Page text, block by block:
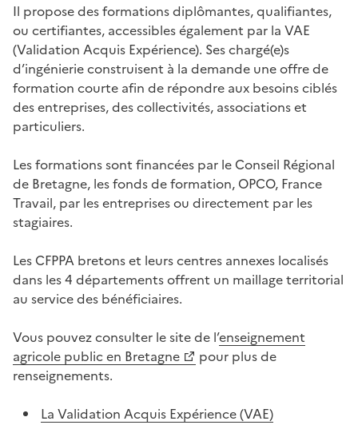
Il propose des formations diplômantes, qualifiantes,
ou certifiantes, accessibles également par la VAE
(Validation Acquis Expérience). Ses chargé(e)s
d’ingénierie construisent à la demande une offre de
formation courte afin de répondre aux besoins ciblés
des entreprises, des collectivités, associations et
particuliers.
Les formations sont financées par le Conseil Régional
de Bretagne, les fonds de formation, OPCO, France
Travail, par les entreprises ou directement par les
stagiaires.
Les CFPPA bretons et leurs centres annexes localisés
dans les 4 départements offrent un maillage territorial
au service des bénéficiaires.
Vous pouvez consulter le site de l’enseignement
agricole public en Bretagne
pour plus de
renseignements.
La Validation Acquis Expérience (VAE)